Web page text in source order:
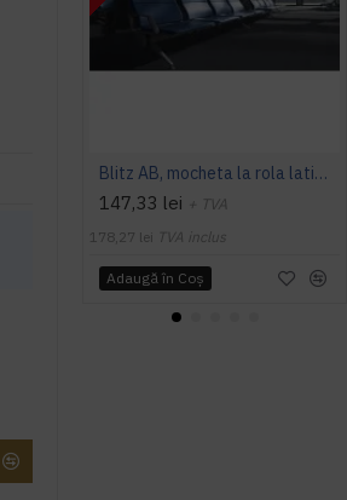
Blitz AB, mocheta la rola latime 4 m, Balta Industries
147,33 lei + TVA
178,27 lei TVA inclus
Adaugă în Coş